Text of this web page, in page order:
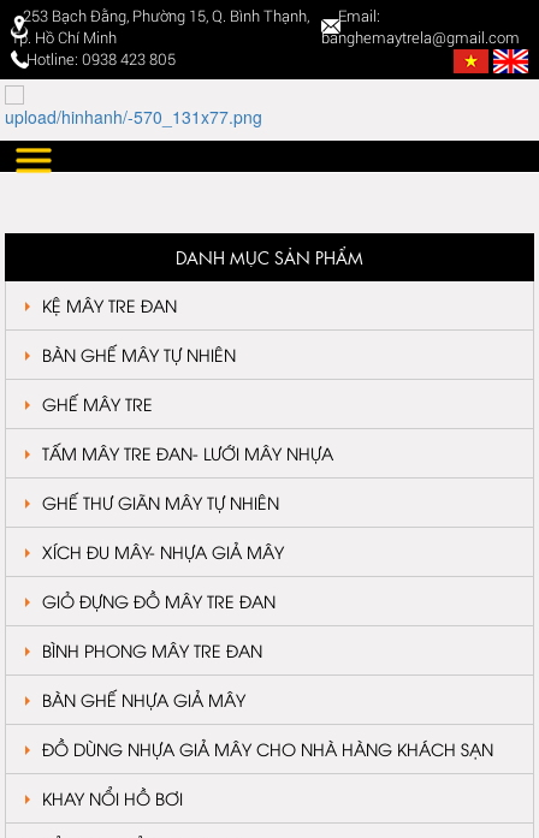
253 Bạch Đằng, Phường 15, Q. Bình Thạnh,
Tp. Hồ Chí Minh
Email:
banghemaytrela@gmail.com
Hotline: 0938 423 805
DANH MỤC SẢN PHẨM
KỆ MÂY TRE ĐAN
BÀN GHẾ MÂY TỰ NHIÊN
GHẾ MÂY TRE
TẤM MÂY TRE ĐAN- LƯỚI MÂY NHỰA
GHẾ THƯ GIÃN MÂY TỰ NHIÊN
XÍCH ĐU MÂY- NHỰA GIẢ MÂY
GIỎ ĐỰNG ĐỒ MÂY TRE ĐAN
BÌNH PHONG MÂY TRE ĐAN
BÀN GHẾ NHỰA GIẢ MÂY
ĐỒ DÙNG NHỰA GIẢ MÂY CHO NHÀ HÀNG KHÁCH SẠN
KHAY NỔI HỒ BƠI